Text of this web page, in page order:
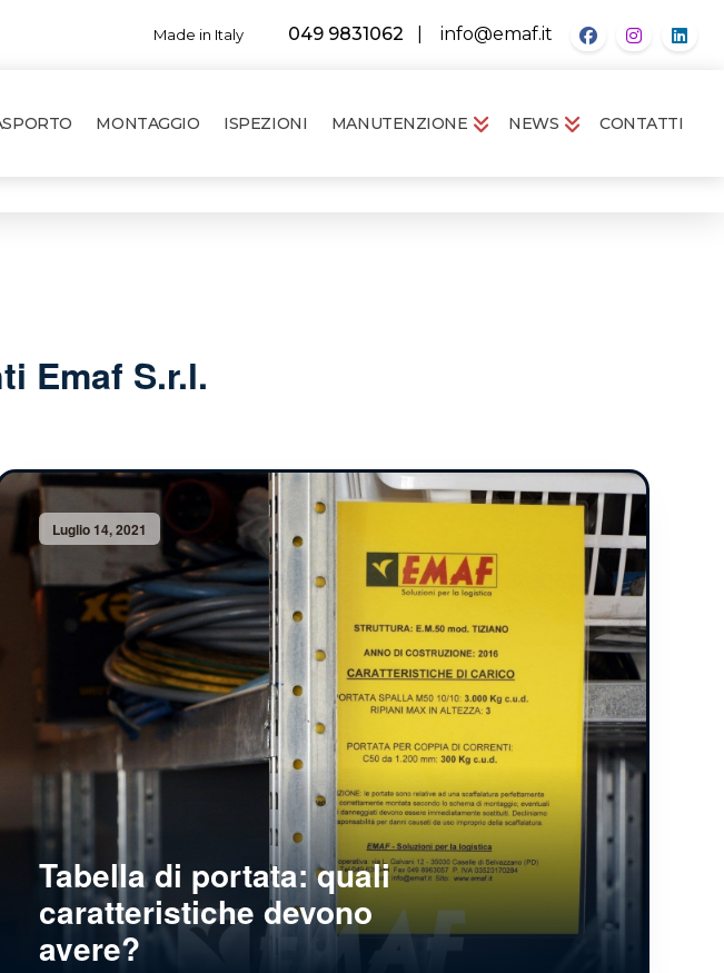
Made in Italy 049 9831062 info@emaf.it
MONTAGGIO ISPEZIONI MANUTENZIONE NEWS CONTATTI
Emaf S.r.l.
Luglio 14, 2021
Tabella di portata: quali
caratteristiche devono
avere?